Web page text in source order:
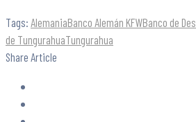
Tags: AlemaniaBanco Alemán KFWBanco de
de TungurahuaTungurahua
Share Article